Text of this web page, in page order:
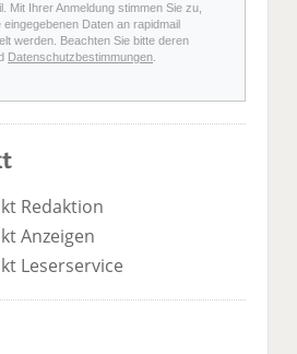
Mit Ihrer Anmeldung stimmen Sie zu,
eingegebenen Daten an rapidmail
werden. Beachten Sie bitte deren
Datenschutzbestimmungen
Redaktion
Anzeigen
Leserservice